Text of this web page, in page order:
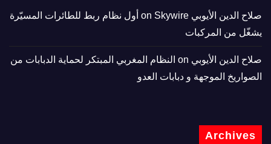
صلاح الدين الأيوبي
Skywire أول نظام ربط للطائرات المسيّرة
يشغّل من المركبات
صلاح الدين الأيوبي
النظام المغربي المبتكر لحماية الدبابات من
الصواريخ الموجهة و دبابات العدو
Archives